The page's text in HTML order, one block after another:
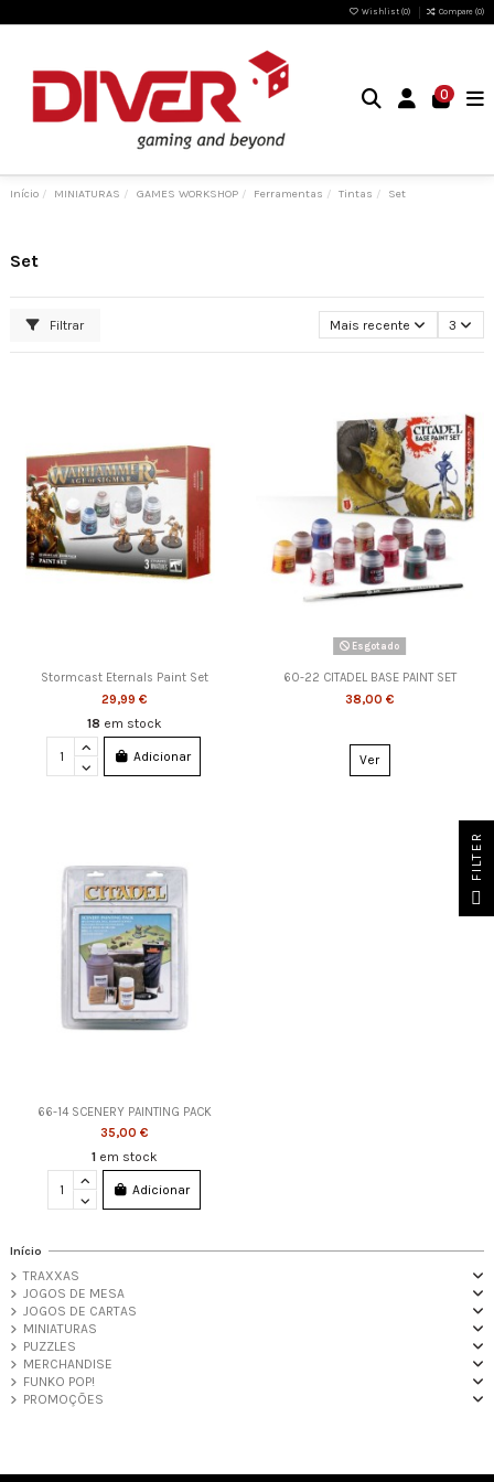
Wishlist (0) Compare (0)
0
Início MINIATURAS GAMES WORKSHOP Ferramentas Tintas Set
Set
Filtrar Mais recente 3
Stormcast Eternals Paint Set
29,99 €
18 em stock
Adicionar
Esgotado
60-22 CITADEL BASE PAINT SET
38,00 €
Ver
66-14 SCENERY PAINTING PACK
35,00 €
1 em stock
Adicionar
Início
TRAXXAS
JOGOS DE MESA
JOGOS DE CARTAS
MINIATURAS
PUZZLES
MERCHANDISE
FUNKO POP!
PROMOÇÕES
FILTER